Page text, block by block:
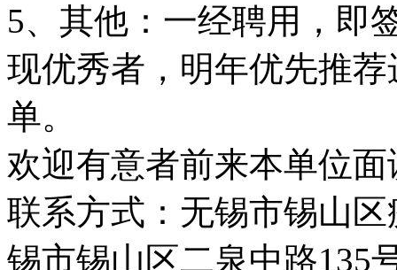
5、其他：一经聘用，即
现优秀者，明年优先推
单。
欢迎有意者前来本单位
联系方式：无锡市锡山
锡市锡山区二泉中路135